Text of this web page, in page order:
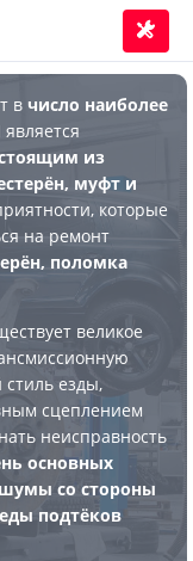
в число наиболее
из
муфт и
которые
на ремонт
поломка
великое
езды,
сцеплением
неисправность
основных
шумы со стороны
подтёков